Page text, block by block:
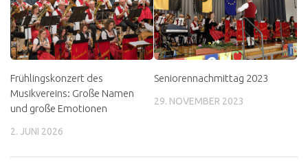
Frühlingskonzert des
Musikvereins: Große Namen
und große Emotionen
2. JUNI 2026
Seniorennachmittag 2023
29. NOVEMBER 2023